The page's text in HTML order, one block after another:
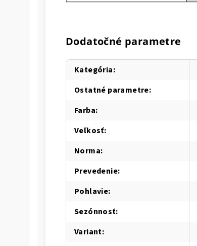
Dodatočné parametre
Kategória:
Ostatné parametre:
Farba:
Veľkosť:
Norma:
Prevedenie:
Pohlavie:
Sezónnosť:
Variant: